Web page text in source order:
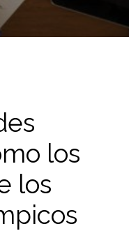
los
los